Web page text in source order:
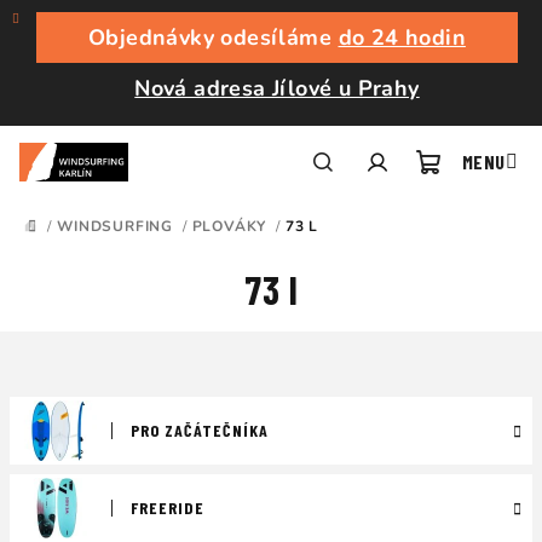
Přejít
obsah
Objednávky odesíláme do 24 hodin
Nová adresa Jílové u Prahy
DOMŮ
/ WINDSURFING / PLOVÁKY / 73 L
73 l
PRO ZAČÁTEČNÍKA
FREERIDE